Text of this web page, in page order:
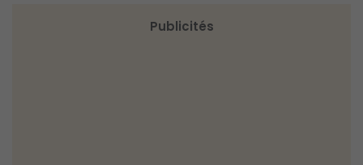
Publicités